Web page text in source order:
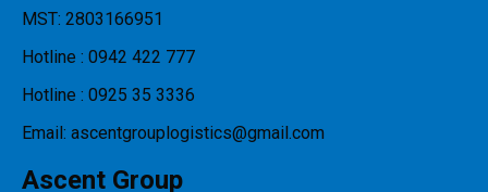
MST: 2803166951
Hotline : 0942 422 777
Hotline : 0925 35 3336
Email: ascentgrouplogistics@gmail.com
Ascent Group